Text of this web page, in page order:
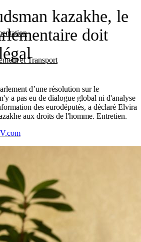
et Transport
kazakhe, le
doit
d’une résolution sur le
a pas eu de dialogue global ni d'analyse
des eurodéputés, a déclaré Elvira
aux droits de l'homme. Entretien.